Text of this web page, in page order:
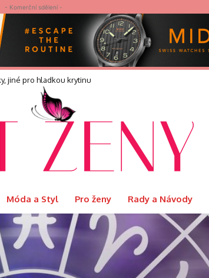
- Komerční sdělení -
pro hladkou krytinu
Móda a Styl Pro ženy Rady a Návody